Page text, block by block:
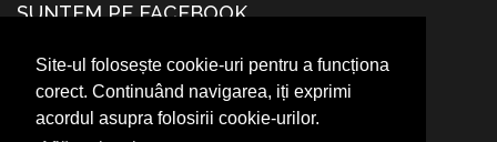
Site-ul folosește cookie-uri pentru a funcționa
corect. Continuând navigarea, iți exprimi
acordul asupra folosirii cookie-urilor.
SUNTEM PE FACEBOOK